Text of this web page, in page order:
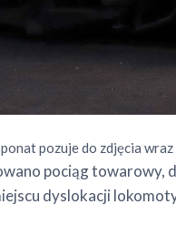
pozuje do zdjęcia
pociąg
dyslokacji